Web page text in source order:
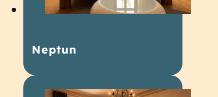
Neptun